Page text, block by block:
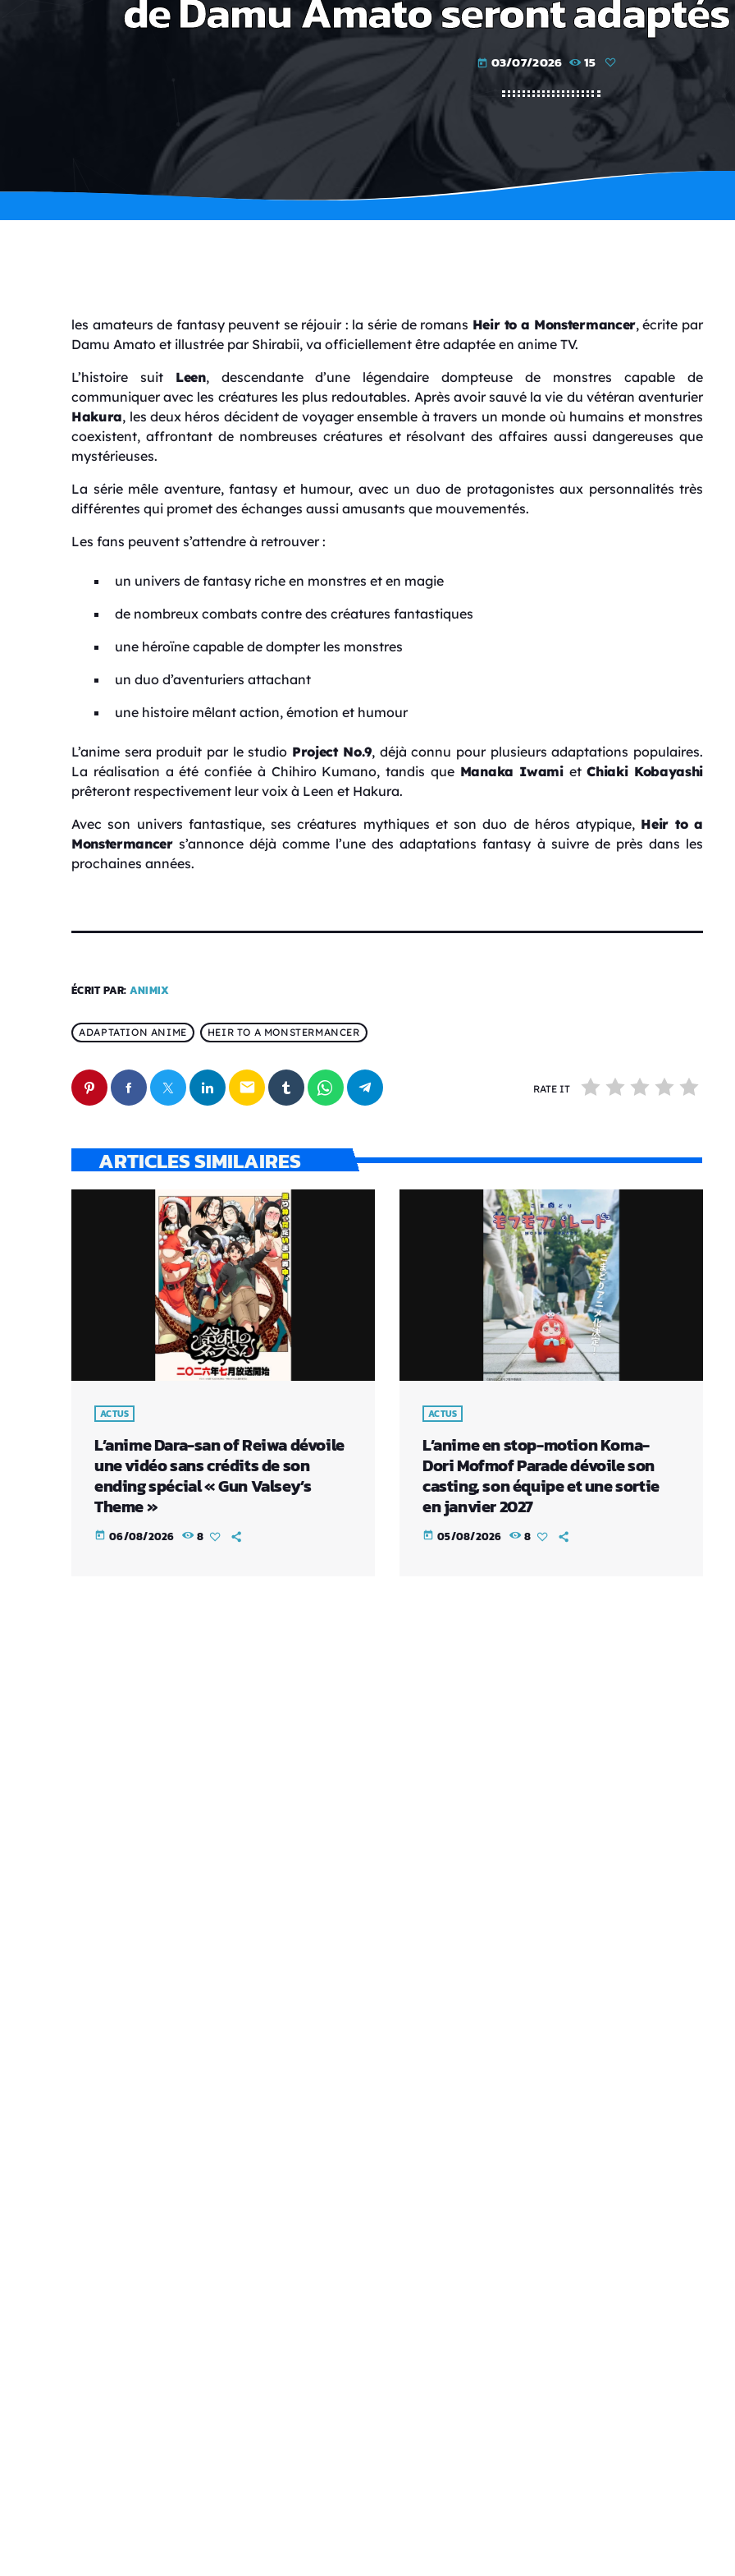
today 03/07/2026 15
les amateurs de fantasy peuvent se réjouir : la série de romans Heir to a Monstermancer, écrite par
Damu Amato et illustrée par Shirabii, va officiellement être adaptée en anime TV.
L’histoire suit Leen, descendante d’une légendaire dompteuse de monstres capable de
communiquer avec les créatures les plus redoutables. Après avoir sauvé la vie du vétéran aventurier
Hakura, les deux héros décident de voyager ensemble à travers un monde où humains et monstres
coexistent, affrontant de nombreuses créatures et résolvant des affaires aussi dangereuses que
mystérieuses.
La série mêle aventure, fantasy et humour, avec un duo de protagonistes aux personnalités très
différentes qui promet des échanges aussi amusants que mouvementés.
Les fans peuvent s’attendre à retrouver :
un univers de fantasy riche en monstres et en magie
de nombreux combats contre des créatures fantastiques
une héroïne capable de dompter les monstres
un duo d’aventuriers attachant
une histoire mêlant action, émotion et humour
L’anime sera produit par le studio Project No.9, déjà connu pour plusieurs adaptations populaires.
La réalisation a été confiée à Chihiro Kumano, tandis que Manaka IwamietChiaki Kobayashi
prêteront respectivement leur voix à Leen et Hakura.
Avec son univers fantastique, ses créatures mythiques et son duo de héros atypique, Heir to a
Monstermancers’annonce déjà comme l’une des adaptations fantasy à suivre de près dans les
prochaines années.
ÉCRIT PAR: ANIMIX
ADAPTATION ANIME HEIR TO A MONSTERMANCER
email RATE IT
ARTICLES SIMILAIRES
ACTUS
L’anime Dara-san of Reiwa dévoile
une vidéo sans crédits de son
ending spécial « Gun Valsey’s
Theme »
today 06/08/2026 8
ACTUS
L’anime en stop-motion Koma-
Dori Mofmof Parade dévoile son
casting, son équipe et une sortie
en janvier 2027
today 05/08/2026 8